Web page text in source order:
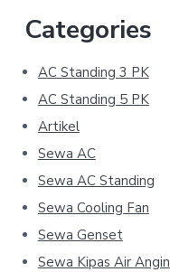
Categories
AC Standing 3 PK
AC Standing 5 PK
Artikel
Sewa AC
Sewa AC Standing
Sewa Cooling Fan
Sewa Genset
Sewa Kipas Air Angin